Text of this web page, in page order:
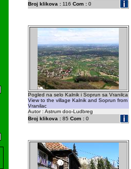
Broj klikova :116 Com :0
Pogled na selo Kalnik i Soprun sa Vranilca
View to the village Kalnik and Soprun from
Vranilac
Autor : Astrum doo-Ludbreg
Broj klikova :85 Com :0